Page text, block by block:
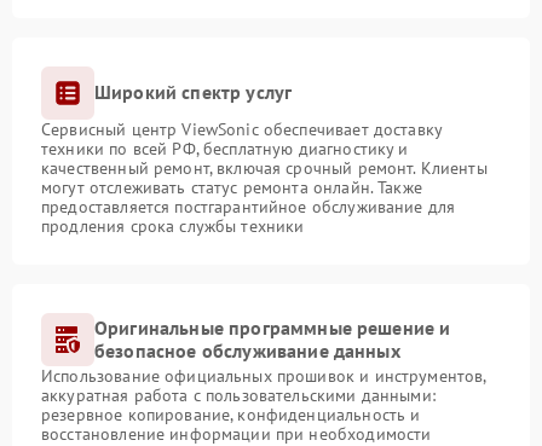
Широкий спектр услуг
Сервисный центр ViewSonic обеспечивает доставку
техники по всей РФ, бесплатную диагностику и
качественный ремонт, включая срочный ремонт. Клиенты
могут отслеживать статус ремонта онлайн. Также
предоставляется постгарантийное обслуживание для
продления срока службы техники
Оригинальные программные решение и
безопасное обслуживание данных
Использование официальных прошивок и инструментов,
аккуратная работа с пользовательскими данными:
резервное копирование, конфиденциальность и
восстановление информации при необходимости